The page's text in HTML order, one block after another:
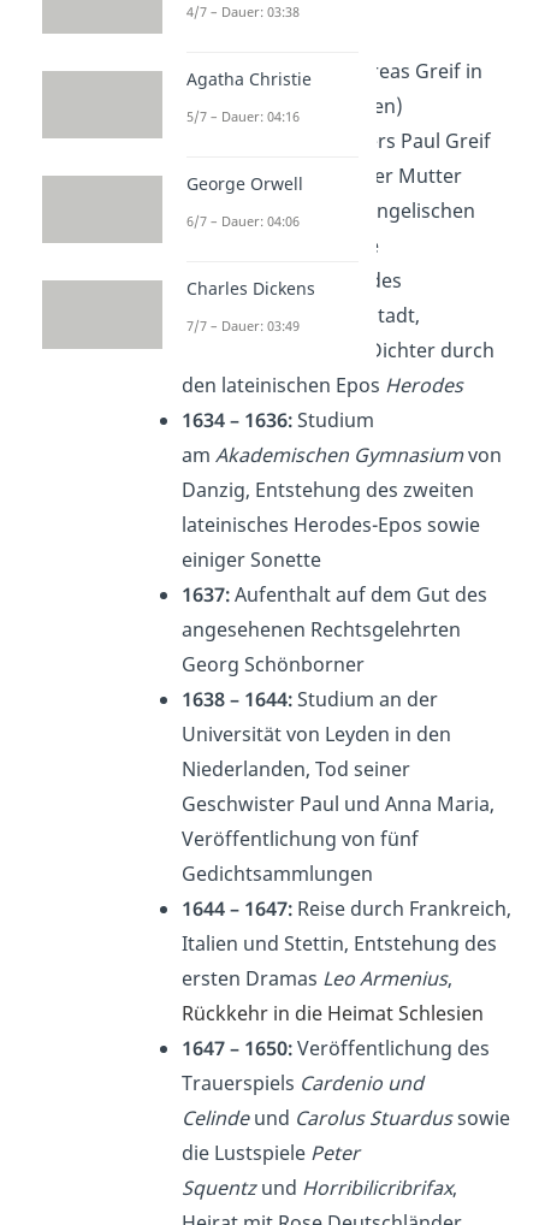
Lebenslauf:
1616:Geburt als Andreas Greif in
Glogau (heutiges Polen)
: Tod seines Vaters Paul Greif
1625 – 1628: Tod seiner Mutter
Anna, Besuch der evangelischen
Glogauer Stadtschule
1632 – 1634: Besuch des
Gymnasiums in Fraustadt,
Aufmerksamkeit als Dichter durch
den lateinischen Epos Herodes
1634 – 1636:Studium
amAkademischen Gymnasiumvon
Danzig, Entstehung des zweiten
lateinisches Herodes-Epos sowie
einiger Sonette
1637:Aufenthalt auf dem Gut des
angesehenen Rechtsgelehrten
Georg Schönborner
1638 – 1644:Studium an der
Universität von Leyden in den
Niederlanden, Tod seiner
Geschwister Paul und Anna Maria,
Veröffentlichung von fünf
Gedichtsammlungen
1644 – 1647: Reise durch Frankreich,
Italien und Stettin, Entstehung des
ersten Dramas Leo Armenius,
Rückkehr in die Heimat Schlesien
1647 – 1650:Veröffentlichung des
Trauerspiels Cardenio und
Celindeund Carolus Stuardussowie
die Lustspiele Peter
Squentzund Horribilicribrifax,
4/7 – Dauer: 03:38
Agatha Christie
5/7 – Dauer: 04:16
George Orwell
6/7 – Dauer: 04:06
Charles Dickens
7/7 – Dauer: 03:49